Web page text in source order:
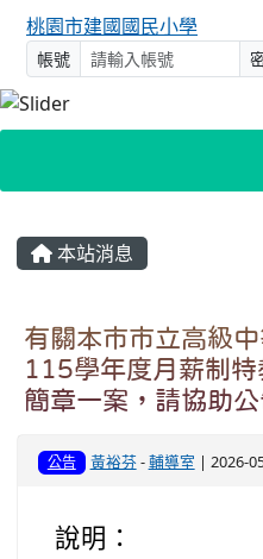
桃園市建國國民小學
帳號
主內容區域
本站消息
有關本市市立高級
115學年度月薪制
簡章一案，請協助
公告 黃裕芬-輔導室 | 2026-
說明：